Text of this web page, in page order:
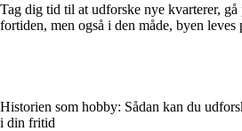
Tag dig tid til at udforske nye kvarterer,
fortiden, men også i den måde, byen leves
Historien som hobby: Sådan kan du
i din fritid